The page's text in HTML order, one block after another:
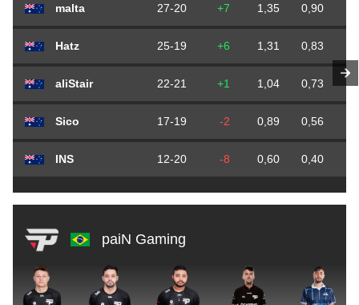
malta 27-20 +7 1,35 0,90
Hatz 25-19 +6 1,31 0,83
aliStair 22-21 +1 1,04 0,73
Sico 17-19 -2 0,89 0,56
INS 12-20 -8 0,60 0,40
paiN Gaming